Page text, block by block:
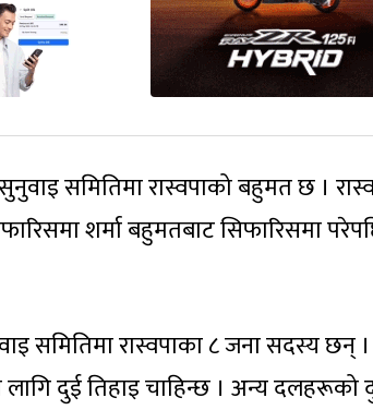
समितिमा रास्वपाको बहुमत छ ।
शर्मा बहुमतबाट सिफारिसमा
समितिमा रास्वपाका ८ जना सदस्य छन्
दुई तिहाइ चाहिन्छ । अन्य दलहरूको